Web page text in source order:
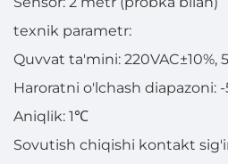
texnik parametr:
Quvvat ta'mini: 220VAC±10%,
Haroratni o'lchash
Aniqlik: 1℃
Sovutish chiqishi kontakt